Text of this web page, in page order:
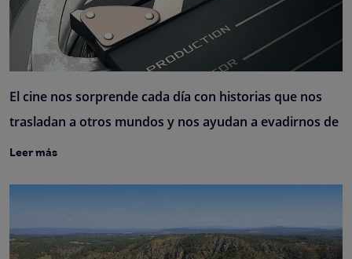
El cine nos sorprende cada día con historias que nos
trasladan a otros mundos y nos ayudan a evadirnos de
Leer más